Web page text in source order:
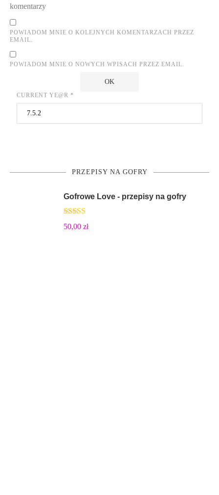
komentarzy
POWIADOM MNIE O KOLEJNYCH KOMENTARZACH PRZEZ
EMAIL.
POWIADOM MNIE O NOWYCH WPISACH PRZEZ EMAIL.
CURRENT YE@R *
PRZEPISY NA GOFRY
Gofrowe Love - przepisy na gofry
Oceniono
5.00na 5
50,00 zł